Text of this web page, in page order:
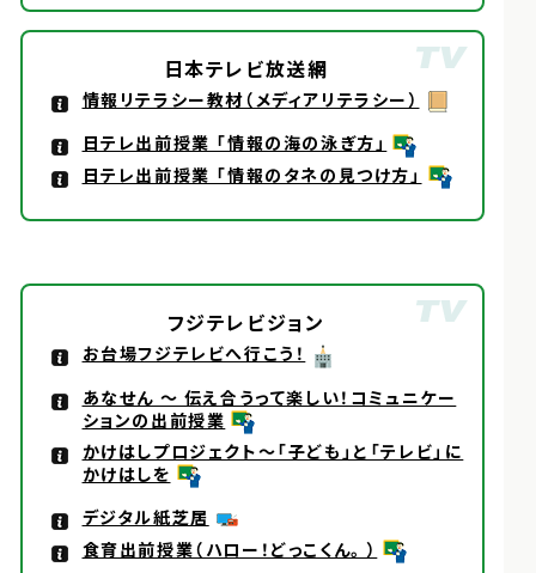
日本テレビ放送網
情報リテラシー教材（メディアリテラシー）
日テレ出前授業 「情報の海の泳ぎ方」
日テレ出前授業 「情報のタネの見つけ方」
フジテレビジョン
お台場フジテレビへ行こう！
あなせん ～ 伝え合うって楽しい！コミュニケー
ションの出前授業
かけはしプロジェクト～「子ども」と「テレビ」に
かけはしを
デジタル紙芝居
食育出前授業（ハロー！どっこくん。）